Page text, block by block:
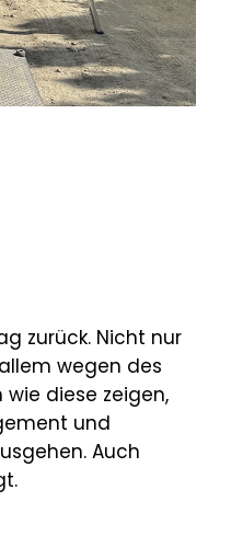
zurück. Nicht nur
wegen des
diese zeigen,
und
Auch